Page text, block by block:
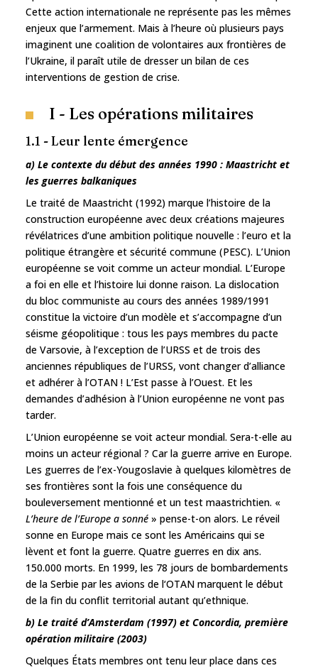
Cette action internationale ne représente pas les mêmes
enjeux que l’armement. Mais à l’heure où plusieurs pays
imaginent une coalition de volontaires aux frontières de
l’Ukraine, il paraît utile de dresser un bilan de ces
interventions de gestion de crise.
I - Les opérations militaires
1.1 - Leur lente émergence
a) Le contexte du début des années 1990 : Maastricht et
les guerres balkaniques
Le traité de Maastricht (1992) marque l’histoire de la
construction européenne avec deux créations majeures
révélatrices d’une ambition politique nouvelle : l’euro et la
politique étrangère et sécurité commune (PESC). L’Union
européenne se voit comme un acteur mondial. L’Europe
a foi en elle et l’histoire lui donne raison. La dislocation
du bloc communiste au cours des années 1989/1991
constitue la victoire d’un modèle et s’accompagne d’un
séisme géopolitique : tous les pays membres du pacte
de Varsovie, à l’exception de l’URSS et de trois des
anciennes républiques de l’URSS, vont changer d’alliance
et adhérer à l’OTAN ! L’Est passe à l’Ouest. Et les
demandes d’adhésion à l’Union européenne ne vont pas
tarder.
L’Union européenne se voit acteur mondial. Sera-t-elle au
moins un acteur régional ? Car la guerre arrive en Europe.
Les guerres de l’ex-Yougoslavie à quelques kilomètres de
ses frontières sont la fois une conséquence du
bouleversement mentionné et un test maastrichtien. «
L’heure de l’Europe a sonné » pense-t-on alors. Le réveil
sonne en Europe mais ce sont les Américains qui se
lèvent et font la guerre. Quatre guerres en dix ans.
150.000 morts. En 1999, les 78 jours de bombardements
de la Serbie par les avions de l‘OTAN marquent le début
de la fin du conflit territorial autant qu’ethnique.
b) Le traité d’Amsterdam (1997) et Concordia, première
opération militaire (2003)
Quelques États membres ont tenu leur place dans ces